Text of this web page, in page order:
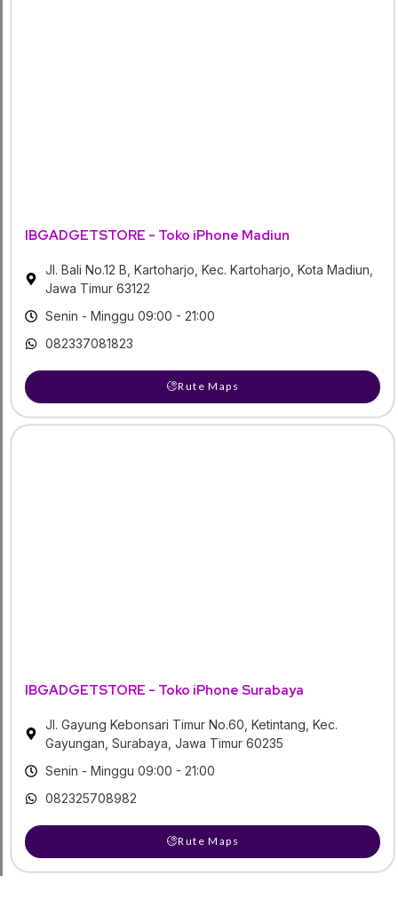
IBGADGETSTORE - Toko iPhone Madiun
Jl. Bali No.12 B, Kartoharjo, Kec. Kartoharjo, Kota Madiun,
Jawa Timur 63122
Senin - Minggu 09:00 - 21:00
082337081823
Rute Maps
IBGADGETSTORE - Toko iPhone Surabaya
Jl. Gayung Kebonsari Timur No.60, Ketintang, Kec.
Gayungan, Surabaya, Jawa Timur 60235
Senin - Minggu 09:00 - 21:00
082325708982
Rute Maps